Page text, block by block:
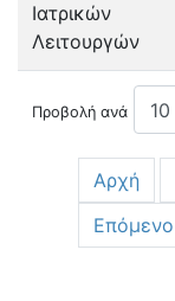
Προβολή ανά
Αρχή
Επόμενο
Ιατρικών
Λειτουργών